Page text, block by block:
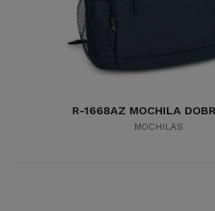
R-1668AZ MOCHILA
MOCHILAS